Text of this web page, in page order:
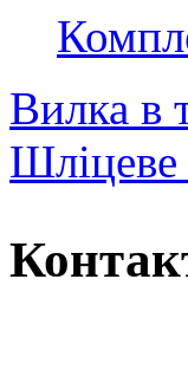
Вилка в
Шліцеве